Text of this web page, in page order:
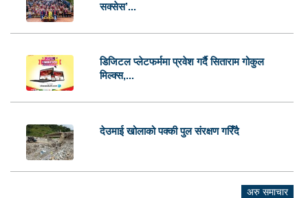
सक्सेस’...
डिजिटल प्लेटफर्ममा प्रवेश गर्दै सिताराम गोकुल
मिल्क्स,...
देउमाई खोलाको पक्की पुल संरक्षण गरिँदै
अरु समाचार